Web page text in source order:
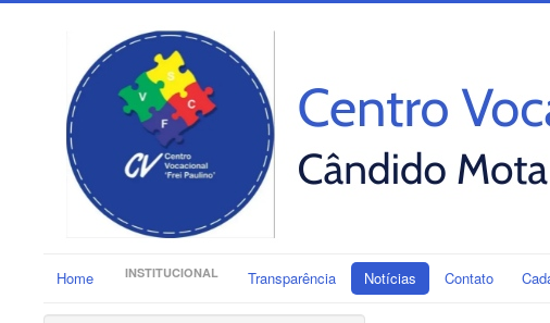
Home INSTITUCIONAL Transparência Notícias Contato